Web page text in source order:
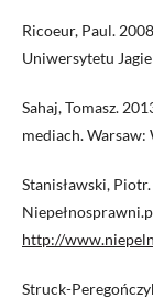
Ricoeur, Paul.
Uniwersytetu
Sahaj, Tomasz.
mediach. Warsaw:
Stanisławski,
http://
Struck-